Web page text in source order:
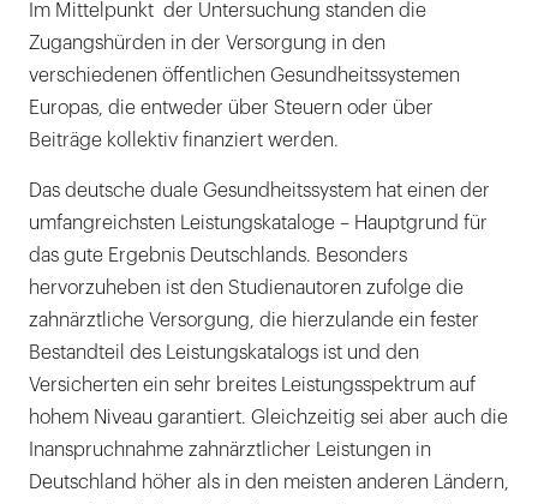
Im Mittelpunkt der Untersuchung standen die
Zugangshürden in der Versorgung in den
verschiedenen öffentlichen Gesundheitssystemen
Europas, die entweder über Steuern oder über
Beiträge kollektiv finanziert werden.
Das deutsche duale Gesundheitssystem hat einen der
umfangreichsten Leistungskataloge – Hauptgrund für
das gute Ergebnis Deutschlands. Besonders
hervorzuheben ist den Studienautoren zufolge die
zahnärztliche Versorgung, die hierzulande ein fester
Bestandteil des Leistungskatalogs ist und den
Versicherten ein sehr breites Leistungsspektrum auf
hohem Niveau garantiert. Gleichzeitig sei aber auch die
Inanspruchnahme zahnärztlicher Leistungen in
Deutschland höher als in den meisten anderen Ländern,